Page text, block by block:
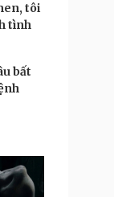
tôi
tình
bất